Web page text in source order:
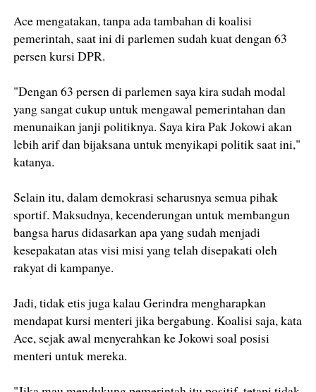
Ace mengatakan, tanpa ada tambahan di koalisi
pemerintah, saat ini di parlemen sudah kuat dengan 63
persen kursi DPR.
"Dengan 63 persen di parlemen saya kira sudah modal
yang sangat cukup untuk mengawal pemerintahan dan
menunaikan janji politiknya. Saya kira Pak Jokowi akan
lebih arif dan bijaksana untuk menyikapi politik saat ini,"
katanya.
Selain itu, dalam demokrasi seharusnya semua pihak
sportif. Maksudnya, kecenderungan untuk membangun
bangsa harus didasarkan apa yang sudah menjadi
kesepakatan atas visi misi yang telah disepakati oleh
rakyat di kampanye.
Jadi, tidak etis juga kalau Gerindra mengharapkan
mendapat kursi menteri jika bergabung. Koalisi saja, kata
Ace, sejak awal menyerahkan ke Jokowi soal posisi
menteri untuk mereka.